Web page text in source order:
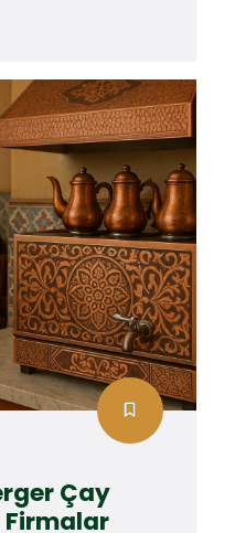
Çay
Firmalar